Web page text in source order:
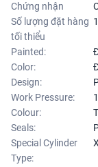
Chứng nhận
Số lượng đặt hàng
tối thiểu
1
Painted:
Color:
Design:
Work Pressure:
Colour:
Seals:
Special Cylinder
Type: